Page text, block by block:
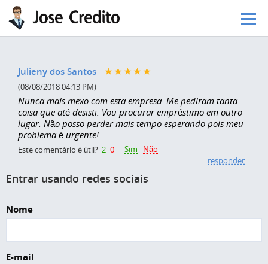
Pular para o conteúdo principal
Julieny dos Santos
(08/08/2018 04:13 PM)
Nunca mais mexo com esta empresa. Me pediram tanta
coisa que até desisti. Vou procurar empréstimo em outro
lugar. Não posso perder mais tempo esperando pois meu
problema é urgente!
Este comentário é útil? 2 0 Sim
Não
responder
Entrar usando redes sociais
Nome
E-mail